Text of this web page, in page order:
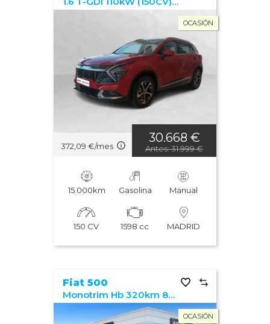
OCASIÓN
372,09 €/mes
30.668 €
Antes: 31.999 €
15.000km Gasolina Manual
150 CV 1598 cc MADRID
Fiat 500
Monotrim Hb 320km 85kW (118CV)
OCASIÓN